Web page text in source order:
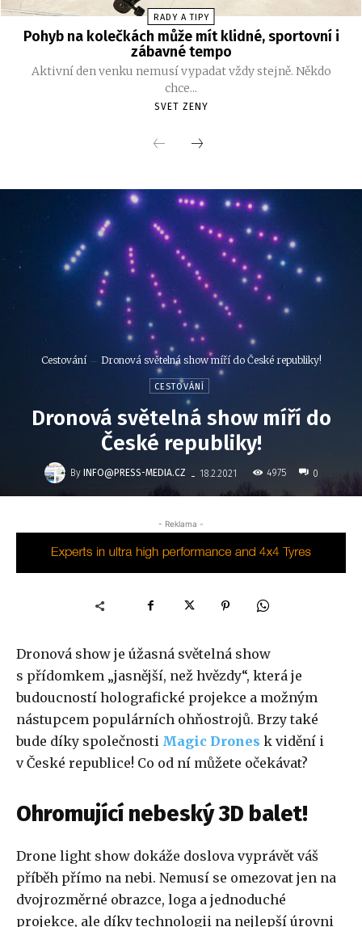
RADY A TIPY
Pohyb na kolečkách může mít klidné, sportovní i
zábavné tempo
Aktivní den venku nemusí vypadat vždy stejně. Někdo
chce...
SVET ZENY